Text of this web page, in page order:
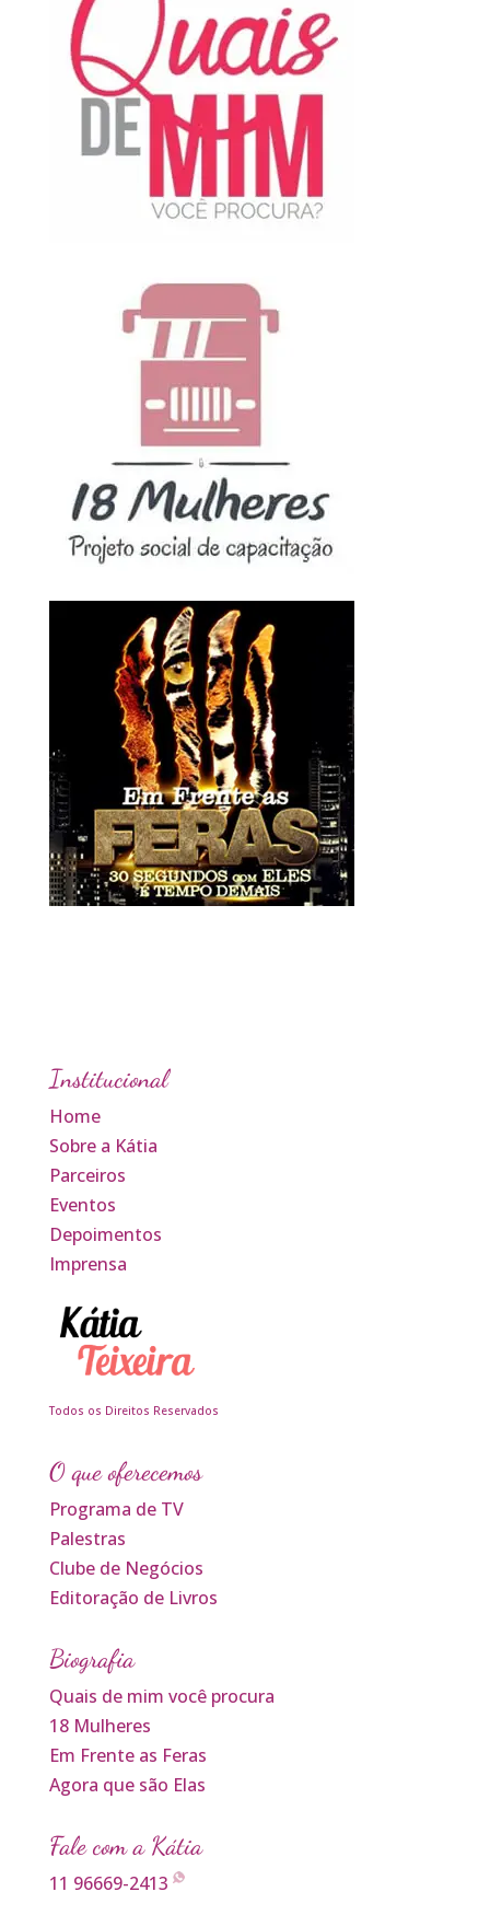
Institucional
Home
Sobre a Kátia
Parceiros
Eventos
Depoimentos
Imprensa
Todos os Direitos Reservados
O que oferecemos
Programa de TV
Palestras
Clube de Negócios
Editoração de Livros
Biografia
Quais de mim você procura
18 Mulheres
Em Frente as Feras
Agora que são Elas
Fale com a Kátia
11 96669-2413